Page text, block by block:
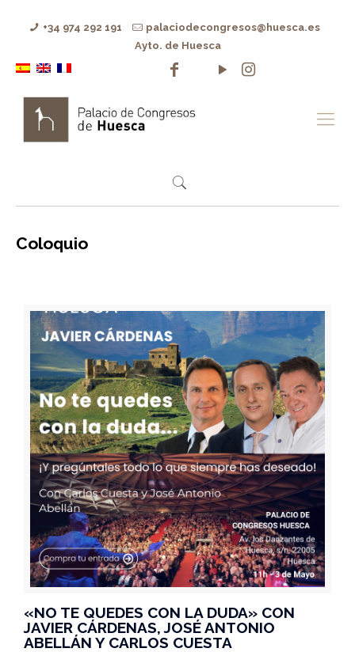
+34 974 292 191
palaciodecongresos@huesca.es
Ayto. de Huesca
Coloquio
«NO TE QUEDES CON LA DUDA» CON
JAVIER CÁRDENAS, JOSÉ ANTONIO
ABELLÁN Y CARLOS CUESTA